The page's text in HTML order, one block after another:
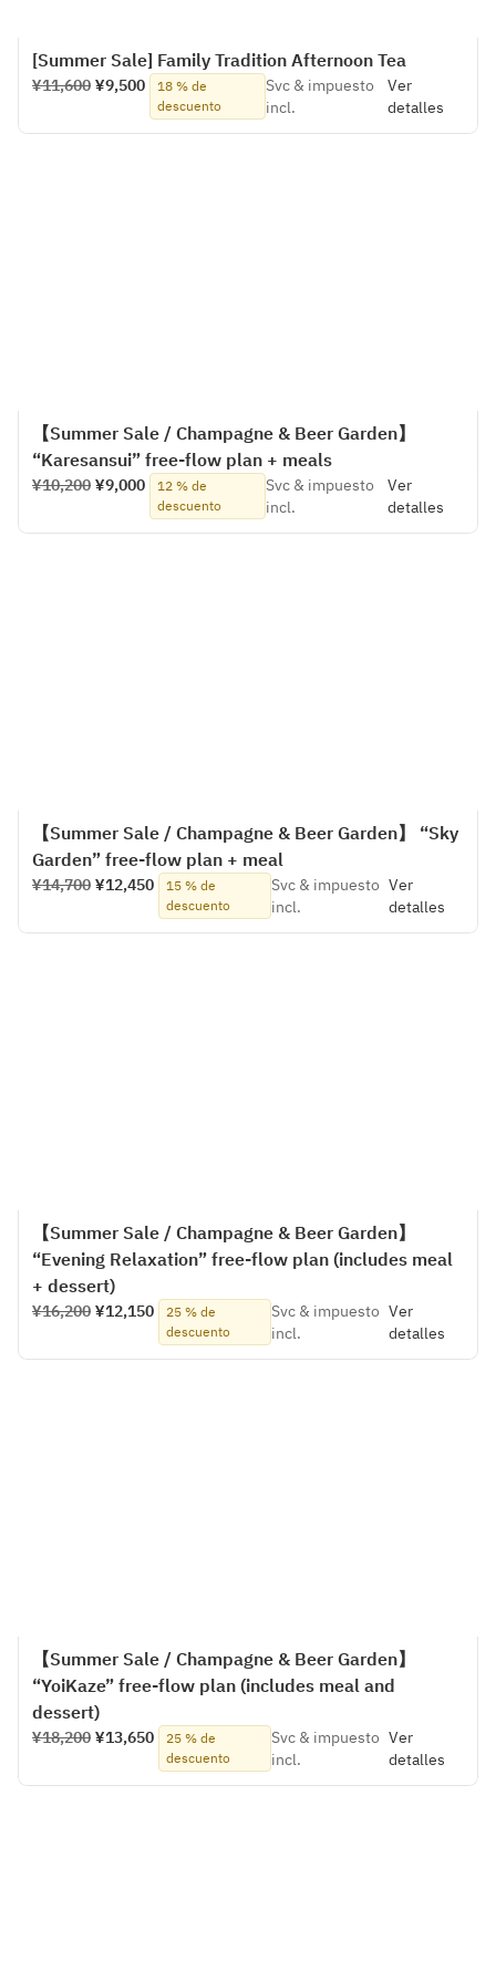
[Summer Sale] Family Tradition Afternoon Tea
¥11,600 ¥9,500
18 % de
descuento
Svc & impuesto
incl.
Ver
detalles
【Summer Sale / Champagne & Beer Garden】
“Karesansui” free-flow plan + meals
¥10,200 ¥9,000
12 % de
descuento
Svc & impuesto
incl.
Ver
detalles
【Summer Sale / Champagne & Beer Garden】 “Sky
Garden” free-flow plan + meal
¥14,700 ¥12,450
15 % de
descuento
Svc & impuesto
incl.
Ver
detalles
【Summer Sale / Champagne & Beer Garden】
“Evening Relaxation” free-flow plan (includes meal
+ dessert)
¥16,200 ¥12,150
25 % de
descuento
Svc & impuesto
incl.
Ver
detalles
【Summer Sale / Champagne & Beer Garden】
“YoiKaze” free-flow plan (includes meal and
dessert)
¥18,200 ¥13,650
25 % de
descuento
Svc & impuesto
incl.
Ver
detalles